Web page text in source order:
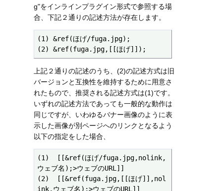
g"をインラインプラグイン形式で参照する場
合、下記２通りの記述方法が存在します。
(1) &ref(ほげ/fuga.jpg);
(2) &ref(fuga.jpg,[[ほげ]]);
上記２通りの記述のうち、(2)の記述方式は旧
バージョンと互換性を維持するために用意さ
れたもので、推奨される記述方式は(1)です。
いずれの記述方法であっても一般的な動作は
同じですが、いわゆるバナー画像のように表
示した画像が別ページへのリンクとなるよう
以下の指定をした場合、
(1)  [[&ref(ほげ/fuga.jpg,nolink,
ウェブ名);>ウェブのURL]]
(2)  [[&ref(fuga.jpg,[[ほげ]],nol
ink,ウェブ名);>ウェブのURL]]